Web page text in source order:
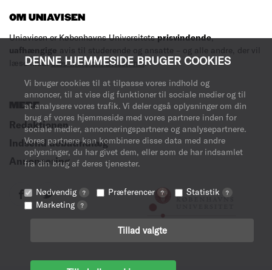
DENNE HJEMMESIDE BRUGER COOKIES
Vi bruger cookies til at tilpasse vores indhold og
annoncer, til at vise dig funktioner til sociale medier og til
at analysere vores trafik. Vi deler også oplysninger om din
brug af vores hjemmeside med vores partnere inden for
sociale medier, annonceringspartnere og analysepartnere.
Vores partnere kan kombinere disse data med andre
oplysninger, du har givet dem, eller som de har indsamlet
fra din brug af deres tjenester.
Nødvendig ? Præferencer ? Statistik ?
Marketing ?
Tillad valgte
OM UNIAVISEN
Uniavisen er Københavns Universitetsprisvindende,
uafhængige avis til studerende og ansatte – og alle andre, der vil
læse med.Læs mere om avisen her.
MERE
Redaktionen
Indsend debatindlæg
Annoncering